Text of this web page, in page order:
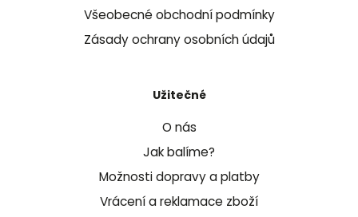
Všeobecné obchodní podmínky
Zásady ochrany osobních údajů
Užitečné
O nás
Jak balíme?
Možnosti dopravy a platby
Vrácení a reklamace zboží